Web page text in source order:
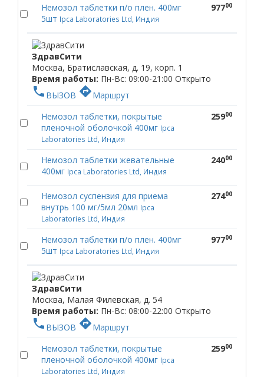
Немозол таблетки п/о плен. 400мг
5шт Ipca Laboratories Ltd, Индия
97700
ЗдравСити
Москва, Братиславская, д. 19, корп. 1
Время работы: Пн-Вс: 09:00-21:00 Открыто
phone ВЫЗОВ directionsМаршрут
Немозол таблетки, покрытые
пленочной оболочкой 400мг Ipca
Laboratories Ltd, Индия
25900
Немозол таблетки жевательные
400мг Ipca Laboratories Ltd, Индия
24000
Немозол суспензия для приема
внутрь 100 мг/5мл 20мл Ipca
Laboratories Ltd, Индия
27400
Немозол таблетки п/о плен. 400мг
5шт Ipca Laboratories Ltd, Индия
97700
ЗдравСити
Москва, Малая Филевская, д. 54
Время работы: Пн-Вс: 08:00-22:00 Открыто
phone ВЫЗОВ directionsМаршрут
Немозол таблетки, покрытые
пленочной оболочкой 400мг Ipca
Laboratories Ltd, Индия
25900